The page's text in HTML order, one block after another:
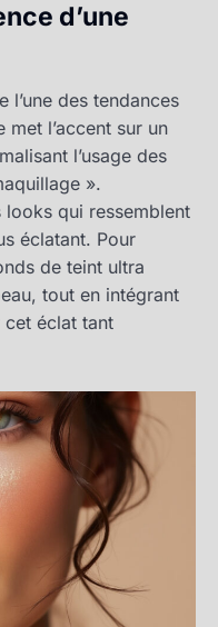
d’une
l’une des tendances
l’accent sur un
l’usage des
».
looks qui ressemblent
éclatant. Pour
de teint ultra
tout en intégrant
éclat tant